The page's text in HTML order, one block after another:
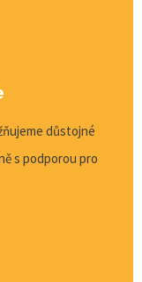
důstojné
s podporou pro